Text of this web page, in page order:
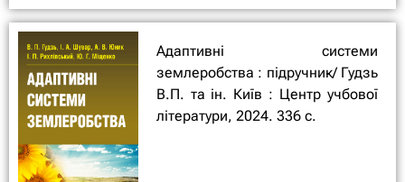
Адаптивні системи
землеробства : підручник/ Гудзь
В.П. та ін. Київ : Центр учбової
літератури, 2024. 336 с.